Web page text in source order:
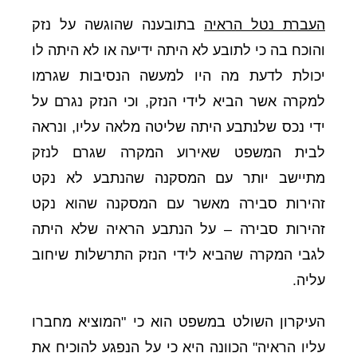
העברת נטל הראיה
בתובענה שהוגשה על נזק
והוכח בה כי לתובע לא היתה ידיעה או לא היתה לו
יכולת לדעת מה היו למעשה הנסיבות שגרמו
למקרה אשר הביא לידי הנזק, וכי הנזק נגרם על
ידי נכס שלנתבע היתה שליטה מלאה עליו, ונראה
לבית המשפט שאירוע המקרה שגרם לנזק
מתיישב יותר עם המסקנה שהנתבע לא נקט
זהירות סבירה מאשר עם המסקנה שהוא נקט
זהירות סבירה – על הנתבע הראיה שלא היתה
לגבי המקרה שהביא לידי הנזק התרשלות שיחוב
עליה.
העיקרון השולט במשפט הוא כי "המוציא מחברו
עליו הראיה" הכוונה היא כי על הנפגע להוכיח את